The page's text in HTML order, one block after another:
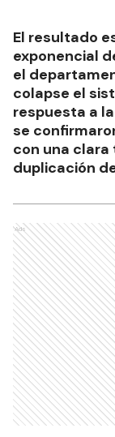
El resultado
exponencial
el
colapse el
respuesta a
se
con una
duplicación
Ads